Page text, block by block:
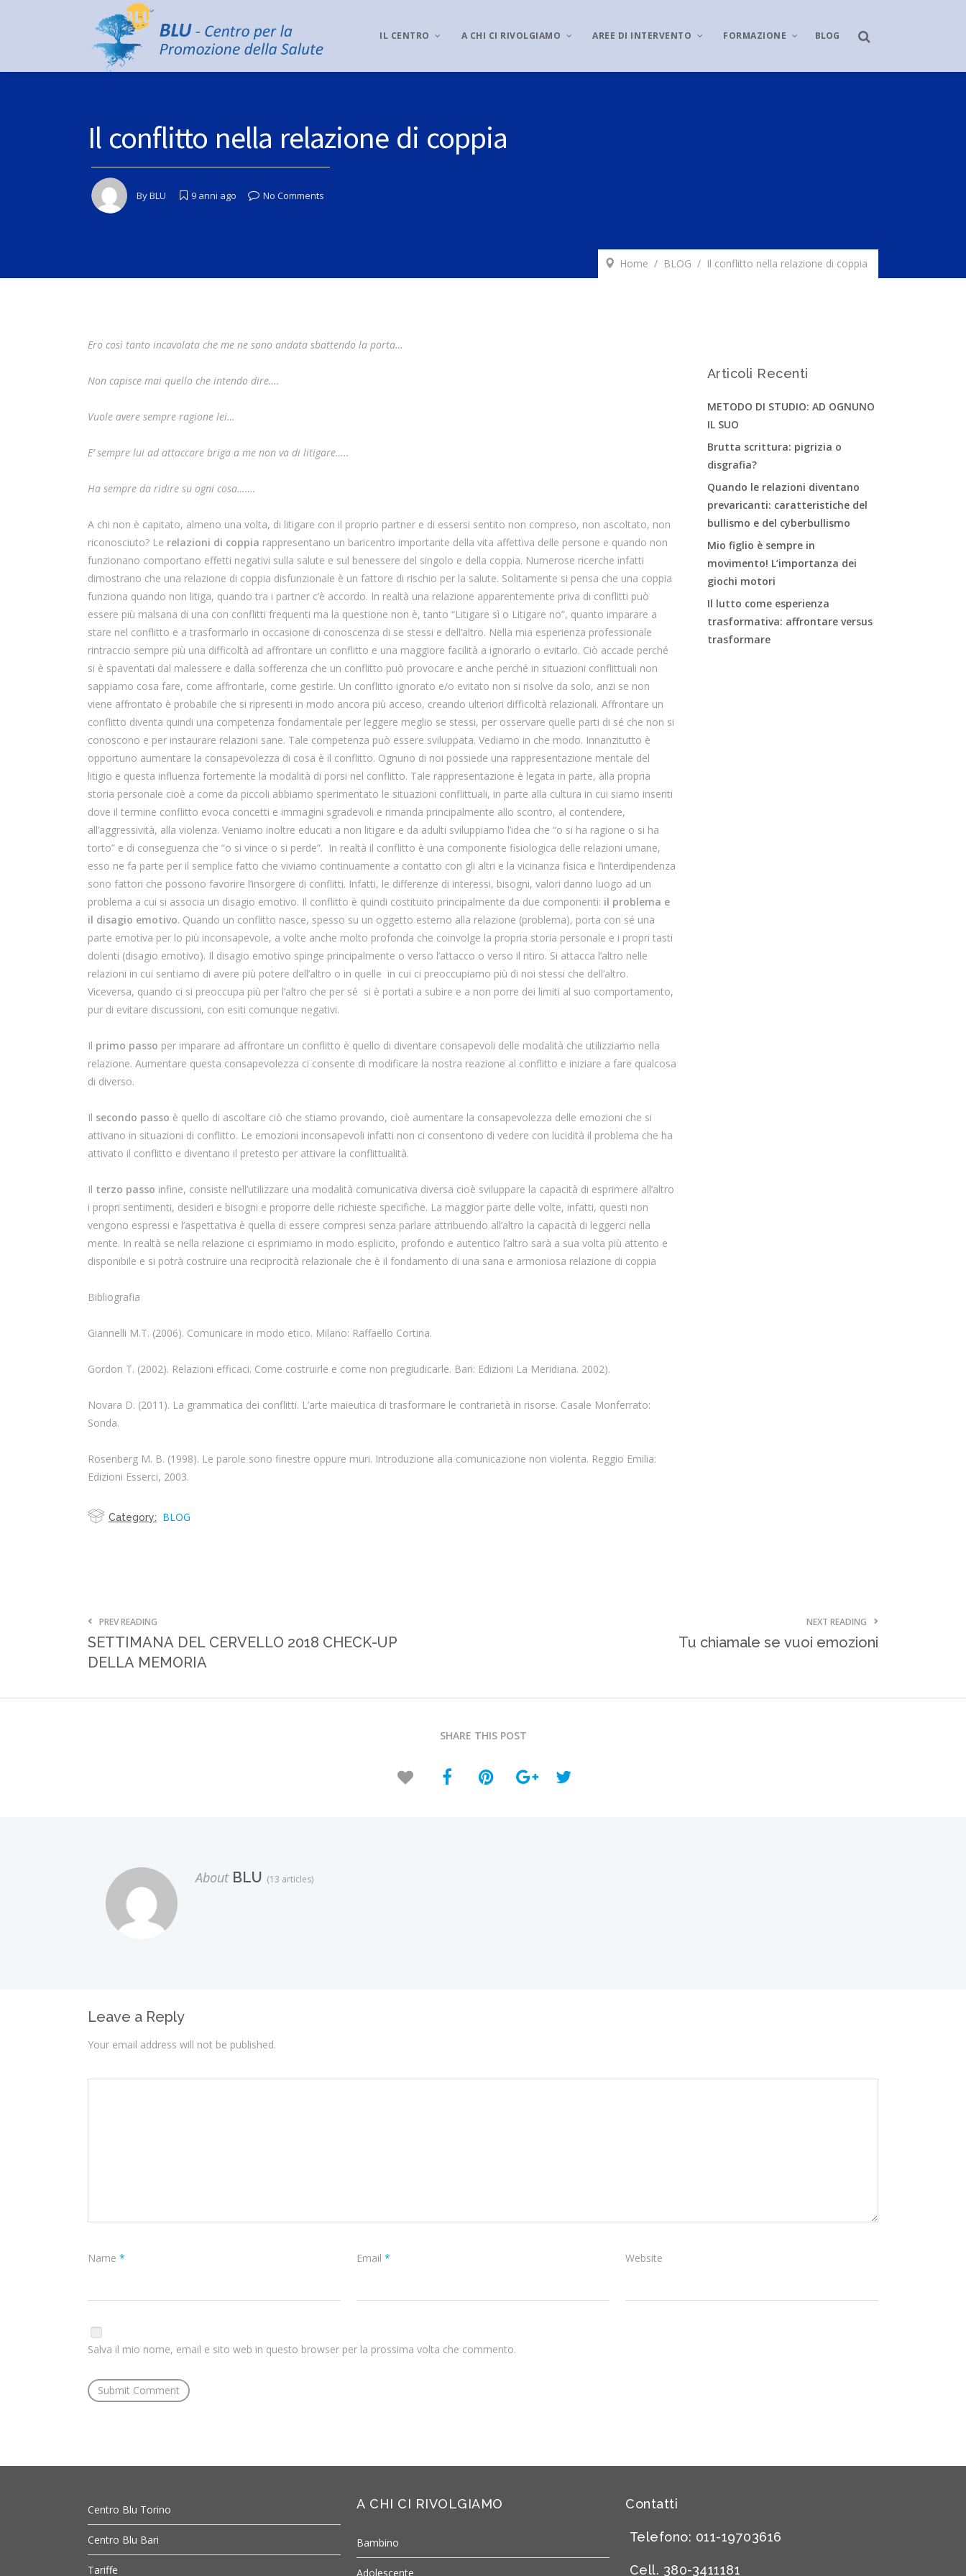
IL CENTRO A CHI CI RIVOLGIAMO AREE DI INTERVENTO FORMAZIONE BLOG
Il conflitto nella relazione di coppia
ByBLU 9 anni ago No Comments
Home / BLOG / Il conflitto nella relazione di coppia
Ero così tanto incavolata che me ne sono andata sbattendo la porta…
Non capisce mai quello che intendo dire….
Vuole avere sempre ragione lei…
E’ sempre lui ad attaccare briga a me non va di litigare…..
Ha sempre da ridire su ogni cosa…….
A chi non è capitato, almeno una volta, di litigare con il proprio partner e di essersi sentito non compreso, non ascoltato, non
riconosciuto? Le relazioni di coppia rappresentano un baricentro importante della vita affettiva delle persone e quando non
funzionano comportano effetti negativi sulla salute e sul benessere del singolo e della coppia. Numerose ricerche infatti
dimostrano che una relazione di coppia disfunzionale è un fattore di rischio per la salute. Solitamente si pensa che una coppia
funziona quando non litiga, quando tra i partner c’è accordo. In realtà una relazione apparentemente priva di conflitti può
essere più malsana di una con conflitti frequenti ma la questione non è, tanto “Litigare sì o Litigare no”, quanto imparare a
stare nel conflitto e a trasformarlo in occasione di conoscenza di se stessi e dell’altro. Nella mia esperienza professionale
rintraccio sempre più una difficoltà ad affrontare un conflitto e una maggiore facilità a ignorarlo o evitarlo. Ciò accade perché
si è spaventati dal malessere e dalla sofferenza che un conflitto può provocare e anche perché in situazioni conflittuali non
sappiamo cosa fare, come affrontarle, come gestirle. Un conflitto ignorato e/o evitato non si risolve da solo, anzi se non
viene affrontato è probabile che si ripresenti in modo ancora più acceso, creando ulteriori difficoltà relazionali. Affrontare un
conflitto diventa quindi una competenza fondamentale per leggere meglio se stessi, per osservare quelle parti di sé che non si
conoscono e per instaurare relazioni sane. Tale competenza può essere sviluppata. Vediamo in che modo. Innanzitutto è
opportuno aumentare la consapevolezza di cosa è il conflitto. Ognuno di noi possiede una rappresentazione mentale del
litigio e questa influenza fortemente la modalità di porsi nel conflitto. Tale rappresentazione è legata in parte, alla propria
storia personale cioè a come da piccoli abbiamo sperimentato le situazioni conflittuali, in parte alla cultura in cui siamo inseriti
dove il termine conflitto evoca concetti e immagini sgradevoli e rimanda principalmente allo scontro, al contendere,
all’aggressività, alla violenza. Veniamo inoltre educati a non litigare e da adulti sviluppiamo l’idea che “o si ha ragione o si ha
torto” e di conseguenza che “o si vince o si perde”. In realtà il conflitto è una componente fisiologica delle relazioni umane,
esso ne fa parte per il semplice fatto che viviamo continuamente a contatto con gli altri e la vicinanza fisica e l’interdipendenza
sono fattori che possono favorire l’insorgere di conflitti. Infatti, le differenze di interessi, bisogni, valori danno luogo ad un
problema a cui si associa un disagio emotivo. Il conflitto è quindi costituito principalmente da due componenti: il problema e
il disagio emotivo. Quando un conflitto nasce, spesso su un oggetto esterno alla relazione (problema), porta con sé una
parte emotiva per lo più inconsapevole, a volte anche molto profonda che coinvolge la propria storia personale e i propri tasti
dolenti (disagio emotivo). Il disagio emotivo spinge principalmente o verso l’attacco o verso il ritiro. Si attacca l’altro nelle
relazioni in cui sentiamo di avere più potere dell’altro o in quelle in cui ci preoccupiamo più di noi stessi che dell’altro.
Viceversa, quando ci si preoccupa più per l’altro che per sé si è portati a subire e a non porre dei limiti al suo comportamento,
pur di evitare discussioni, con esiti comunque negativi.
Il primo passo per imparare ad affrontare un conflitto è quello di diventare consapevoli delle modalità che utilizziamo nella
relazione. Aumentare questa consapevolezza ci consente di modificare la nostra reazione al conflitto e iniziare a fare qualcosa
di diverso.
Il secondo passo è quello di ascoltare ciò che stiamo provando, cioè aumentare la consapevolezza delle emozioni che si
attivano in situazioni di conflitto. Le emozioni inconsapevoli infatti non ci consentono di vedere con lucidità il problema che ha
attivato il conflitto e diventano il pretesto per attivare la conflittualità.
Il terzo passo infine, consiste nell’utilizzare una modalità comunicativa diversa cioè sviluppare la capacità di esprimere all’altro
i propri sentimenti, desideri e bisogni e proporre delle richieste specifiche. La maggior parte delle volte, infatti, questi non
vengono espressi e l’aspettativa è quella di essere compresi senza parlare attribuendo all’altro la capacità di leggerci nella
mente. In realtà se nella relazione ci esprimiamo in modo esplicito, profondo e autentico l’altro sarà a sua volta più attento e
disponibile e si potrà costruire una reciprocità relazionale che è il fondamento di una sana e armoniosa relazione di coppia
Bibliografia
Giannelli M.T. (2006). Comunicare in modo etico. Milano: Raffaello Cortina.
Gordon T. (2002). Relazioni efficaci. Come costruirle e come non pregiudicarle. Bari: Edizioni La Meridiana. 2002).
Novara D. (2011). La grammatica dei conflitti. L’arte maieutica di trasformare le contrarietà in risorse. Casale Monferrato:
Sonda.
Rosenberg M. B. (1998). Le parole sono finestre oppure muri. Introduzione alla comunicazione non violenta. Reggio Emilia:
Edizioni Esserci, 2003.
Category: BLOG
Articoli Recenti
METODO DI STUDIO: AD OGNUNO
IL SUO
Brutta scrittura: pigrizia o
disgrafia?
Quando le relazioni diventano
prevaricanti: caratteristiche del
bullismo e del cyberbullismo
Mio figlio è sempre in
movimento! L’importanza dei
giochi motori
Il lutto come esperienza
trasformativa: affrontare versus
trasformare
PREV READING
SETTIMANA DEL CERVELLO 2018 CHECK-UP
DELLA MEMORIA
NEXT READING
Tu chiamale se vuoi emozioni
SHARE THIS POST
AboutBLU (13 articles)
Leave a Reply
Your email address will not be published.
Name * Email * Website
Salva il mio nome, email e sito web in questo browser per la prossima volta che commento.
Centro Blu Torino
Centro Blu Bari
Tariffe
A CHI CI RIVOLGIAMO
Bambino
Adolescente
Contatti
Telefono: 011-19703616
Cell. 380-3411181